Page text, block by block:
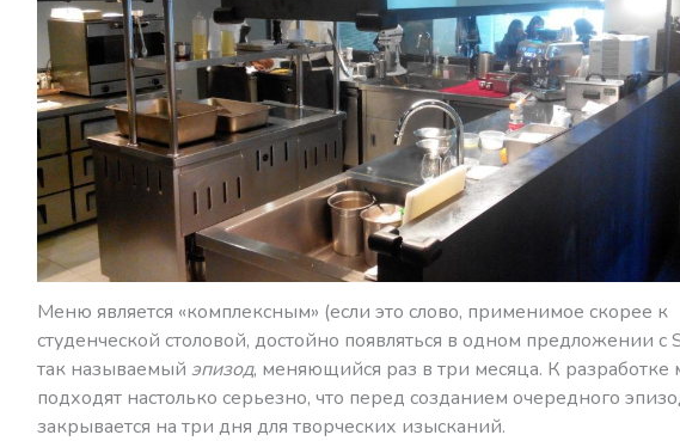
Меню является «комплексным» (если это слово, применимое скорее к
студенческой столовой, достойно появляться в одном предложении с
так называемый эпизод, меняющийся раз в три месяца. К
подходят настолько серьезно, что перед созданием очередного
закрывается на три дня для творческих изысканий.